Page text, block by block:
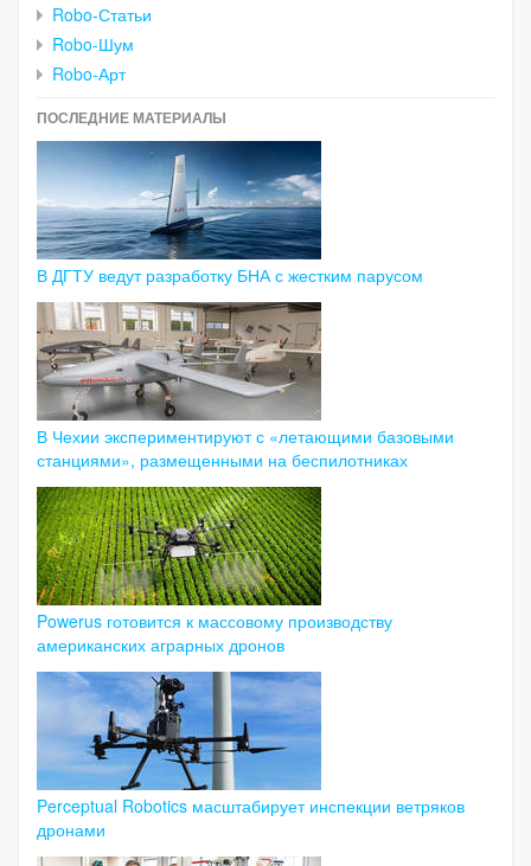
Robo-Статьи
Robo-Шум
Robo-Арт
ПОСЛЕДНИЕ МАТЕРИАЛЫ
В ДГТУ ведут разработку БНА с жестким парусом
В Чехии экспериментируют с «летающими базовыми
станциями», размещенными на беспилотниках
Powerus готовится к массовому производству
американских аграрных дронов
Perceptual Robotics масштабирует инспекции ветряков
дронами